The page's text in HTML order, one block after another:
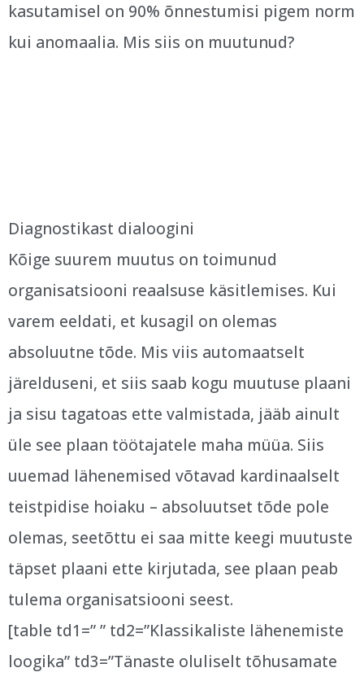
kasutamisel on 90% õnnestumisi pigem norm
kui anomaalia. Mis siis on muutunud?
Diagnostikast dialoogini
Kõige suurem muutus on toimunud
organisatsiooni reaalsuse käsitlemises. Kui
varem eeldati, et kusagil on olemas
absoluutne tõde. Mis viis automaatselt
järelduseni, et siis saab kogu muutuse plaani
ja sisu tagatoas ette valmistada, jääb ainult
üle see plaan töötajatele maha müüa. Siis
uuemad lähenemised võtavad kardinaalselt
teistpidise hoiaku – absoluutset tõde pole
olemas, seetõttu ei saa mitte keegi muutuste
täpset plaani ette kirjutada, see plaan peab
tulema organisatsiooni seest.
[table td1=” ” td2=”Klassikaliste lähenemiste
loogika” td3=”Tänaste oluliselt tõhusamate